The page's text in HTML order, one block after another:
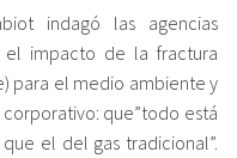
indagó las agencias
el impacto de la fractura
para el medio ambiente y
que”todo está
el del gas tradicional”.